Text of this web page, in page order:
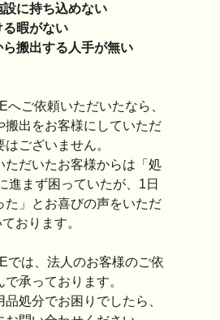
に持ち込めない
暇がない
搬出する人手が無い
へご依頼いただいたなら、
搬出をお客様にしていただ
はございません。
ただいたお客様からは「処
進まず困っていたが、1日
た」とお喜びの声をいただ
ております。
では、法人のお客様のご依
で承っております。
処分でお困りでしたら、